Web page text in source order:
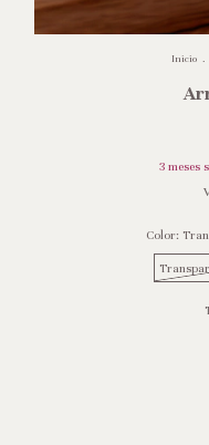
Inicio .
3 meses
Color: